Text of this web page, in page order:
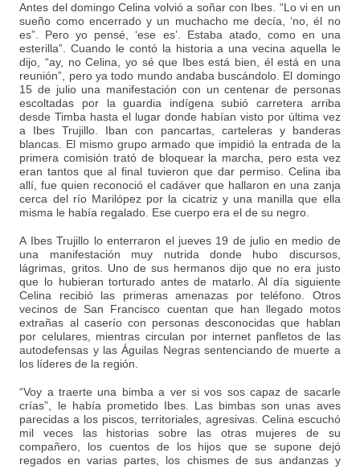
Antes del domingo Celina volvió a soñar con Ibes. “Lo vi en un
sueño como encerrado y un muchacho me decía, ‘no, él no
es”. Pero yo pensé, ‘ese es’. Estaba atado, como en una
esterilla”. Cuando le contó la historia a una vecina aquella le
dijo, “ay, no Celina, yo sé que Ibes está bien, él está en una
reunión”, pero ya todo mundo andaba buscándolo. El domingo
15 de julio una manifestación con un centenar de personas
escoltadas por la guardia indígena subió carretera arriba
desde Timba hasta el lugar donde habían visto por última vez
a Ibes Trujillo. Iban con pancartas, carteleras y banderas
blancas. El mismo grupo armado que impidió la entrada de la
primera comisión trató de bloquear la marcha, pero esta vez
eran tantos que al final tuvieron que dar permiso. Celina iba
allí, fue quien reconoció el cadáver que hallaron en una zanja
cerca del río Marilópez por la cicatriz y una manilla que ella
misma le había regalado. Ese cuerpo era el de su negro.
A Ibes Trujillo lo enterraron el jueves 19 de julio en medio de
una manifestación muy nutrida donde hubo discursos,
lágrimas, gritos. Uno de sus hermanos dijo que no era justo
que lo hubieran torturado antes de matarlo. Al día siguiente
Celina recibió las primeras amenazas por teléfono. Otros
vecinos de San Francisco cuentan que han llegado motos
extrañas al caserío con personas desconocidas que hablan
por celulares, mientras circulan por internet panfletos de las
autodefensas y las Águilas Negras sentenciando de muerte a
los líderes de la región.
“Voy a traerte una bimba a ver si vos sos capaz de sacarle
crías”, le había prometido Ibes. Las bimbas son unas aves
parecidas a los piscos, territoriales, agresivas. Celina escuchó
mil veces las historias sobre las otras mujeres de su
compañero, los cuentos de los hijos que se supone dejó
regados en varias partes, los chismes de sus andanzas y